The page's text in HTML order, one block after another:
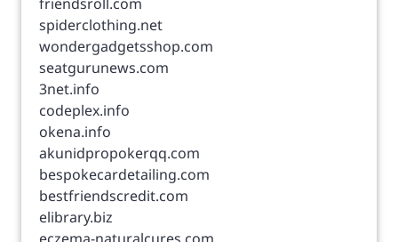
spiderclothing.net
wondergadgetsshop.com
seatgurunews.com
3net.info
codeplex.info
okena.info
akunidpropokerqq.com
bespokecardetailing.com
bestfriendscredit.com
elibrary.biz